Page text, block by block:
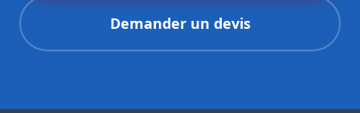
Demander un devis